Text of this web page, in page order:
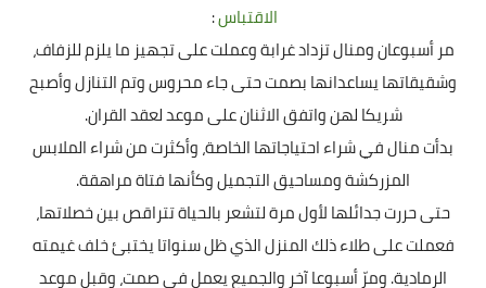
الاقتباس:
مر أسبوعان ومنال تزداد غرابة وعملت على تجهيز ما يلزم للزفاف،
وشقيقاتها يساعدانها بصمت حتى جاء محروس وتم التنازل وأصبح
شريكا لهن واتفق الاثنان على موعد لعقد القران.
بدأت منال في شراء احتياجاتها الخاصة، وأكثرت من شراء الملابس
المزركشة ومساحيق التجميل وكأنها فتاة مراهقة.
حتى حررت جدائلها لأول مرة لتشعر بالحياة تتراقص بين خصلاتها،
فعملت على طلاء ذلك المنزل الذي ظل سنواتا يختبئ خلف غيمته
الرمادية. ومرّ أسبوعا آخر والجميع يعمل في صمت، وقبل موعد